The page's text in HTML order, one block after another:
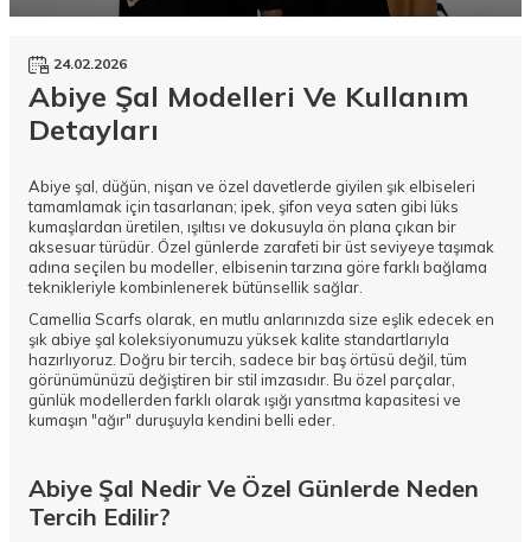
24.02.2026
Abiye Şal Modelleri Ve Kullanım
Detayları
Abiye şal, düğün, nişan ve özel davetlerde giyilen şık elbiseleri
tamamlamak için tasarlanan; ipek, şifon veya saten gibi lüks
kumaşlardan üretilen, ışıltısı ve dokusuyla ön plana çıkan bir
aksesuar türüdür. Özel günlerde zarafeti bir üst seviyeye taşımak
adına seçilen bu modeller, elbisenin tarzına göre farklı bağlama
teknikleriyle kombinlenerek bütünsellik sağlar.
Camellia Scarfs olarak, en mutlu anlarınızda size eşlik edecek en
şık abiye şal koleksiyonumuzu yüksek kalite standartlarıyla
hazırlıyoruz. Doğru bir tercih, sadece bir baş örtüsü değil, tüm
görünümünüzü değiştiren bir stil imzasıdır. Bu özel parçalar,
günlük modellerden farklı olarak ışığı yansıtma kapasitesi ve
kumaşın "ağır" duruşuyla kendini belli eder.
Abiye Şal Nedir Ve Özel Günlerde Neden
Tercih Edilir?